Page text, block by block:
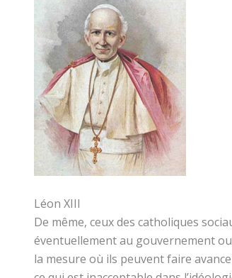
Léon XIII
De même, ceux des catholiques
éventuellement au gouvernement
la mesure où ils peuvent faire